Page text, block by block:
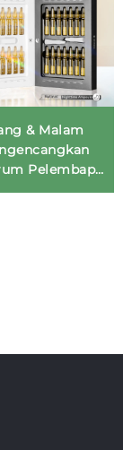
& Malam
Pelembap,
& Anti-